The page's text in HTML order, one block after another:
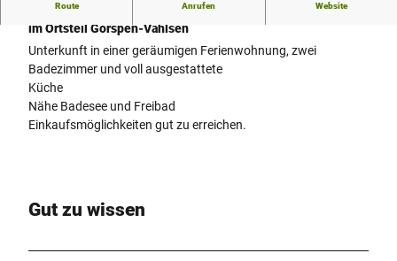
Route Anrufen Website
Urlaub im restaurierten Bauernhaus in der Stadt Petershagen
im Ortsteil Gorspen-Vahlsen
Unterkunft in einer geräumigen Ferienwohnung, zwei
Badezimmer und voll ausgestattete
Küche
Nähe Badesee und Freibad
Einkaufsmöglichkeiten gut zu erreichen.
Gut zu wissen